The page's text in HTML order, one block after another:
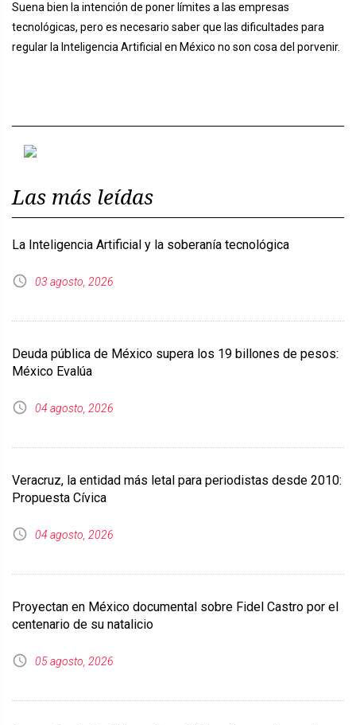
Suena bien la intención de poner límites a las empresas
tecnológicas, pero es necesario saber que las dificultades para
regular la Inteligencia Artificial en México no son cosa del porvenir.
Las más leídas
La Inteligencia Artificial y la soberanía tecnológica
03 agosto, 2026
Deuda pública de México supera los 19 billones de pesos:
México Evalúa
04 agosto, 2026
Veracruz, la entidad más letal para periodistas desde 2010:
Propuesta Cívica
04 agosto, 2026
Proyectan en México documental sobre Fidel Castro por el
centenario de su natalicio
05 agosto, 2026